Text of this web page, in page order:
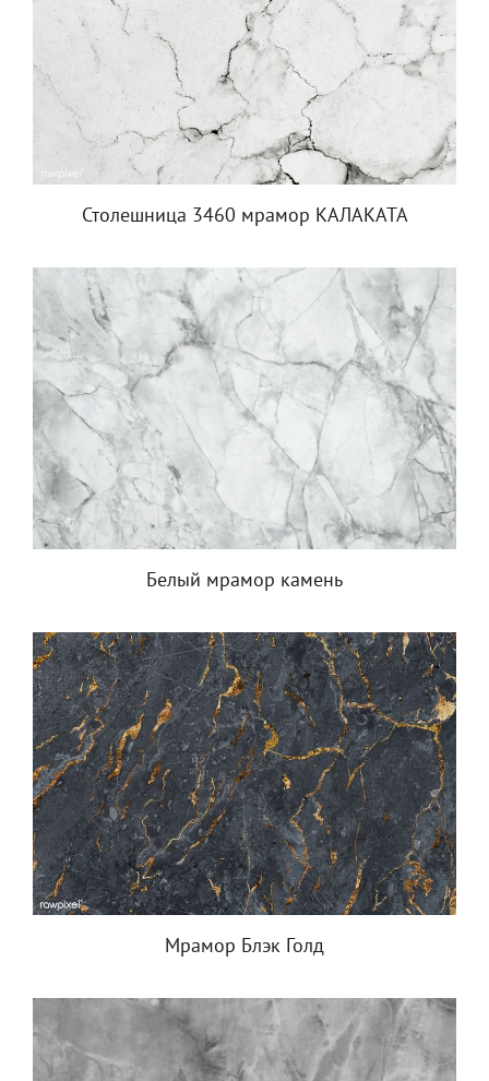
Столешница 3460 мрамор КАЛАКАТА
Белый мрамор камень
Мрамор Блэк Голд